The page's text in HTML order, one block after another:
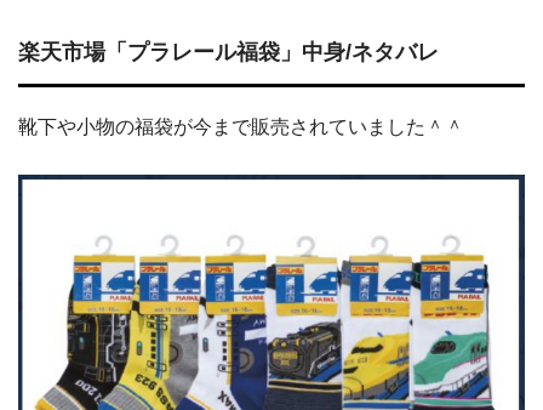
楽天市場「プラレール福袋」中身/ネタバレ
靴下や小物の福袋が今まで販売されていました＾＾